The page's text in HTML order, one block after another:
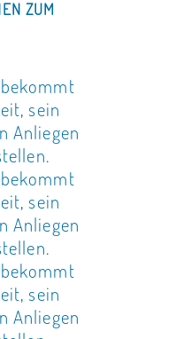
ZUM
sein
Anliegen
sein
Anliegen
sein
Anliegen